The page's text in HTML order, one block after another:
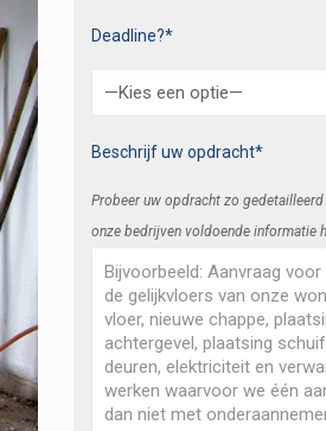
Deadline?*
Beschrijf uw opdracht*
Probeer uw opdracht zo
onze bedrijven voldoende informatie